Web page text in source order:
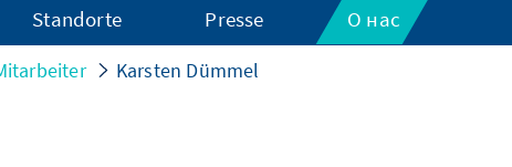
Standorte Presse О нас
Karsten Dümmel